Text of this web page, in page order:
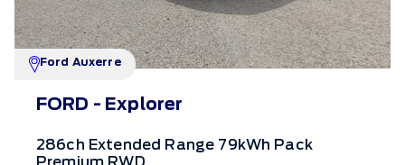
Ford Auxerre
FORD - Explorer
286ch Extended Range 79kWh Pack
Premium RWD